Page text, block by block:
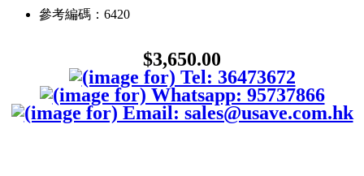
參考編碼：6420
$3,650.00